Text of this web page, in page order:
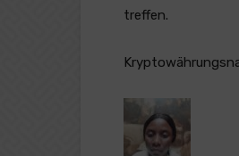
treffen.